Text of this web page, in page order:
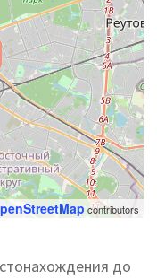
contributors
до